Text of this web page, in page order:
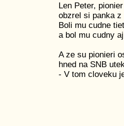
Len Peter,
obzrel si panka
Boli mu cudne
a bol mu cudny
A ze su pionieri
hned na SNB
- V tom cloveku